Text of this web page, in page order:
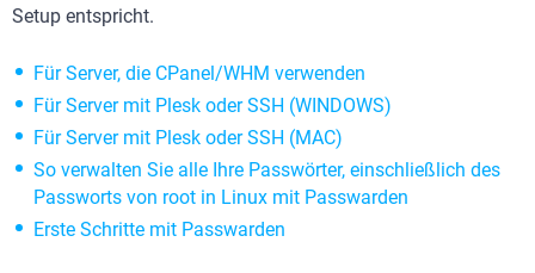
Setup entspricht.
Für Server, die CPanel/WHM verwenden
Für Server mit Plesk oder SSH (WINDOWS)
Für Server mit Plesk oder SSH (MAC)
So verwalten Sie alle Ihre Passwörter, einschließlich des
Passworts von root in Linux mit Passwarden
Erste Schritte mit Passwarden